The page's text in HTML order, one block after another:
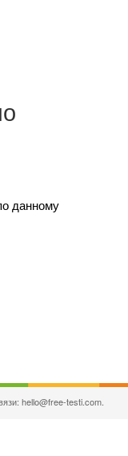
данному
hello@free-testi.com.